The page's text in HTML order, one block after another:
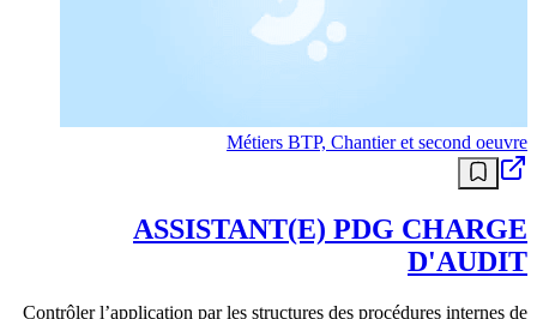
Métiers BTP, Chantier et second oeuvre
ASSISTANT(E) PDG CHARGE
D'AUDIT
Contrôler l’application par les structures des procédures internes de